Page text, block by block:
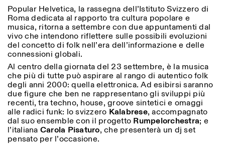
Library
Jobs
Other Activities
NEWSLETTER
Signup to our newsletter to receive updates about our
events
Facebook Instagram Linkedin Vimeo
Privacy Policy
FRONT DESK HOURS:
MON-FRI
09:00AM–01:30PM,
02:30PM–06:00PM
EXHIBITION HOURS:
Wednesday/Friday: 14:30-
18:30
Thursday: 14:30-20:00
Saturday/Sunday: 11:00-
18:30
GUIDED TOURS:
By appointment only
(Italian, English)
Cost: 10€ per person
Category
Reset
All Categories
Anthropology
Archaeology
Architecture
Astrophysics
Book launch
More Options...
Length (days)
1
Popular Helvetica, la rassegna dell’Istituto Svizzero di
Roma dedicata al rapporto tra cultura popolare e
musica, ritorna a settembre con due appuntamenti dal
vivo che intendono riflettere sulle possibili evoluzioni
del concetto di folk nell’era dell’informazione e delle
connessioni globali.
Al centro della giornata del 23 settembre, è la musica
che più di tutte può aspirare al rango di autentico folk
degli anni 2000: quella elettronica. Ad esibirsi saranno
due figure che ben ne rappresentano gli sviluppi più
recenti, tra techno, house, groove sintetici e omaggi
alle radici funk: lo svizzero Kalabrese, accompagnato
dal suo ensemble con il progetto Rumpelorchestra; e
l’italiana Carola Pisaturo, che presenterà un dj set
pensato per l’occasione.